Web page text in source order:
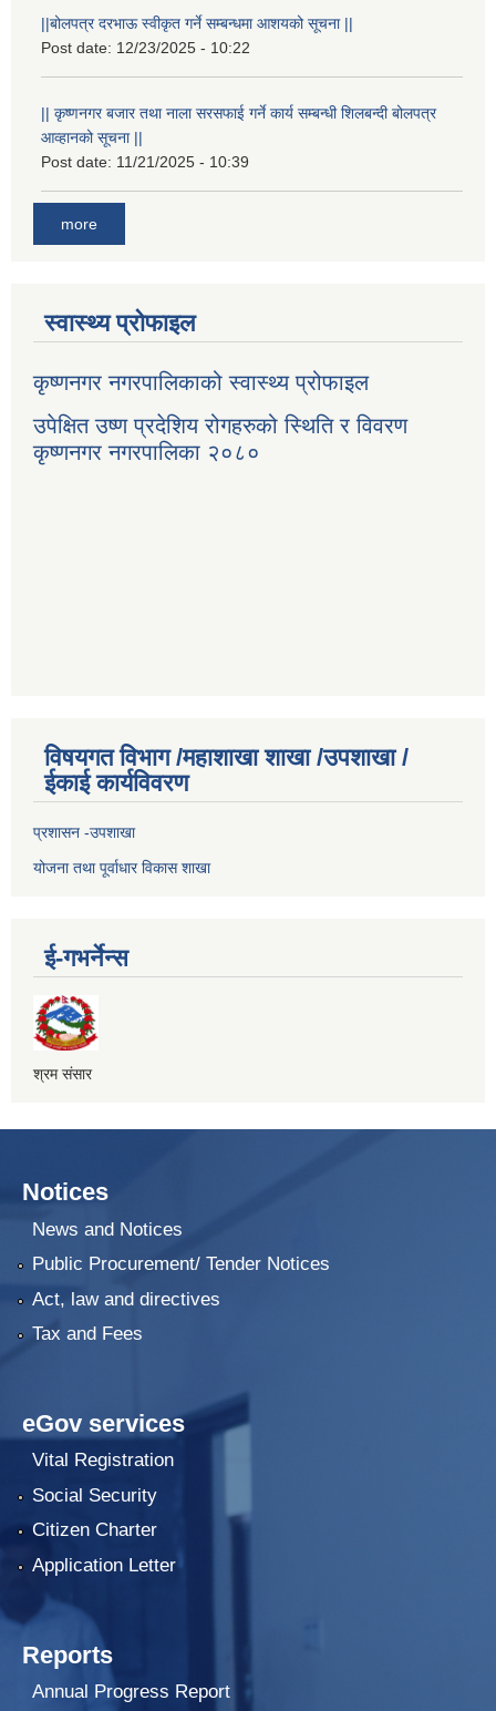
||बोलपत्र दरभाऊ स्वीकृत गर्ने सम्बन्धमा आशयको सूचना ||
Post date: 12/23/2025 - 10:22
|| कृष्णनगर बजार तथा नाला सरसफाई गर्ने कार्य सम्बन्धी शिलबन्दी बोलपत्र
आव्हानको सूचना ||
Post date: 11/21/2025 - 10:39
more
स्वास्थ्य प्रोफाइल
कृष्णनगर नगरपालिकाको स्वास्थ्य प्रोफाइल
उपेक्षित उष्ण प्रदेशिय रोगहरुको स्थिति र विवरण
कृष्णनगर नगरपालिका २०८०
विषयगत विभाग /महाशाखा शाखा /उपशाखा /
ईकाई कार्यविवरण
प्रशासन -उपशाखा
योजना तथा पूर्वाधार विकास शाखा
ई-गभर्नेन्स
श्रम संसार
Notices
News and Notices
Public Procurement/ Tender Notices
Act, law and directives
Tax and Fees
eGov services
Vital Registration
Social Security
Citizen Charter
Application Letter
Reports
Annual Progress Report